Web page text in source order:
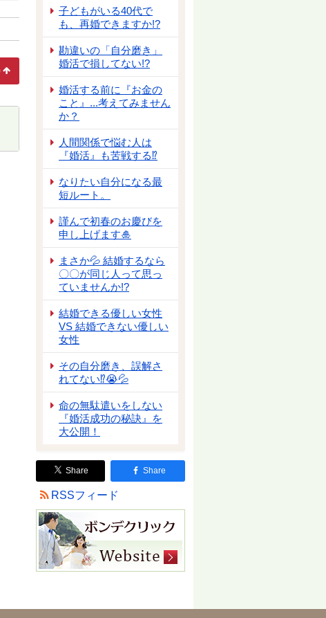
初めに 自分で変える必要があるもの❣❣」
子どもがいる40代で
も、再婚できますか!?
勘違いの「自分磨き」
婚活で損してない!?
婚活する前に『お金の
こと』...考えてみません
か？
人間関係で悩む人は
『婚活』も苦戦する⁉
なりたい自分になる最
短ルート。
謹んで初春のお慶びを
申し上げます🎍
まさか💦 結婚するなら
〇〇が同じ人って思っ
ていませんか!?
結婚できる優しい女性
VS 結婚できない優しい
女性
その自分磨き、誤解さ
れてない⁉😭💦
命の無駄遣いをしない
『婚活成功の秘訣』を
大公開！
Share Share
RSSフィード